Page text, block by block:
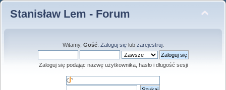
Stanisław Lem - Forum
Witamy, Gość. Zaloguj sięlub zarejestruj.
Zaloguj się podając nazwę użytkownika, hasło i długość sesji